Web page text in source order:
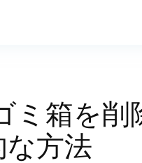
ミ箱を削
方法